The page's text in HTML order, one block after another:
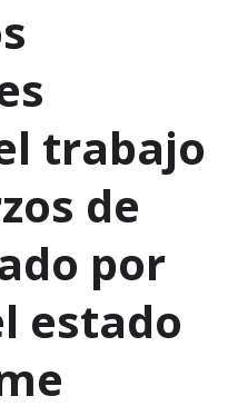
trabajo
de
por
estado